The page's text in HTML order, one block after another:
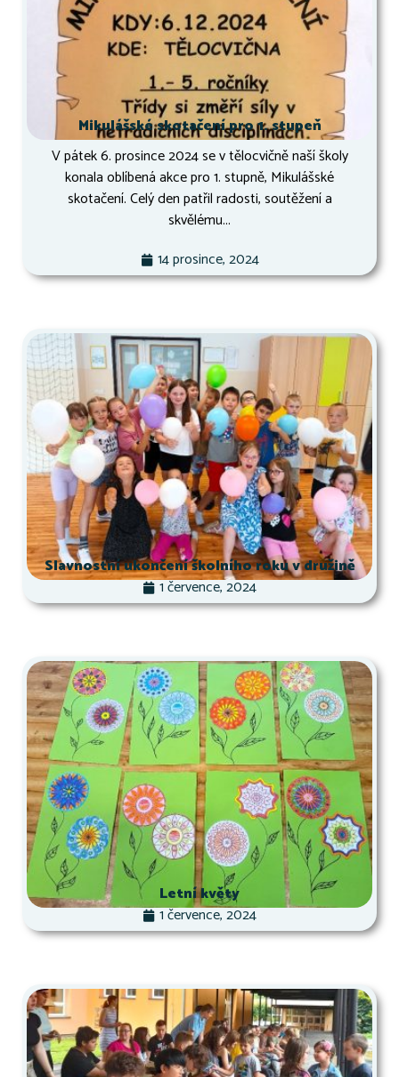
Mikulášské skotačení pro 1. stupeň
V pátek 6. prosince 2024 se v tělocvičně naší školy
konala oblíbená akce pro 1. stupně, Mikulášské
skotačení. Celý den patřil radosti, soutěžení a
skvělému...
14 prosince, 2024
Slavnostní ukončení školního roku v družině
1 července, 2024
Letní květy
1 července, 2024